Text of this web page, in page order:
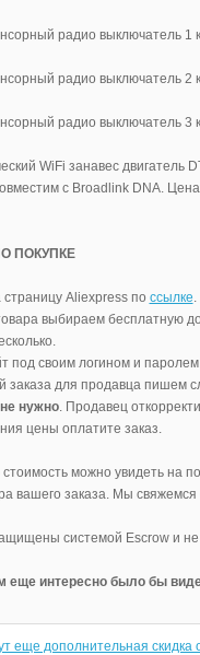
радио выключатель 1
радио выключатель 2
радио выключатель 3
WiFi занавес двигатель
с Broadlink DNA.
ПОКУПКЕ
Aliexpress по ссылке.
выбираем бесплатную
под своим логином и
заказа для продавца пишем
нужно. Продавец
цены оплатите заказ.
можно увидеть на
вашего заказа. Мы свяжемся
системой Escrow и не
еще интересно было бы
еще дополнительная скидка